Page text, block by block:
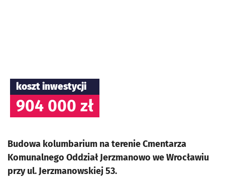
koszt inwestycji
904 000 zł
Budowa kolumbarium na terenie Cmentarza
Komunalnego Oddział Jerzmanowo we Wrocławiu
przy ul. Jerzmanowskiej 53.